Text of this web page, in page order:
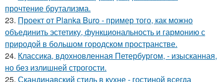
прочтение брутализма.
23. Проект от Planka Buro - пример того, как можно
объединить эстетику, функциональность и гармонию с
природой в большом городском пространстве.
24. Классика, вдохновленная Петербургом, - изысканная,
но без излишней строгости.
25. Скандинавский стиль в кухне - гостиной всегда